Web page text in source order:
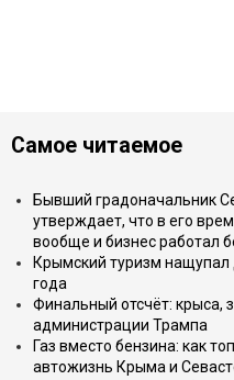
Самое читаемое
Бывший градоначальник
утверждает, что в его
вообще и бизнес работал
Крымский туризм
года
Финальный отсчёт: крыса,
администрации Трампа
Газ вместо бензина: как
автожизнь Крыма и